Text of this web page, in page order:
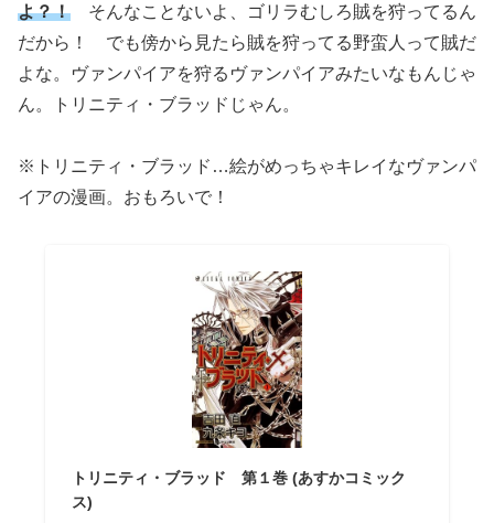
よ？！ そんなことないよ、ゴリラむしろ賊を狩ってるん
だから！ でも傍から見たら賊を狩ってる野蛮人って賊だ
よな。ヴァンパイアを狩るヴァンパイアみたいなもんじゃ
ん。トリニティ・ブラッドじゃん。
※トリニティ・ブラッド…絵がめっちゃキレイなヴァンパ
イアの漫画。おもろいで！
トリニティ・ブラッド 第１巻 (あすかコミック
ス)